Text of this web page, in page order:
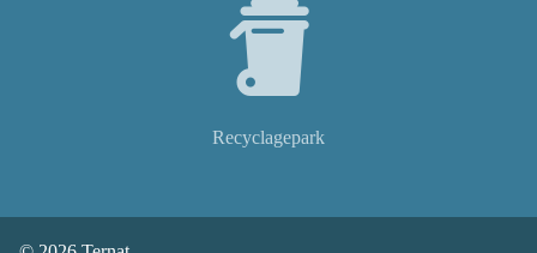
Recyclagepark